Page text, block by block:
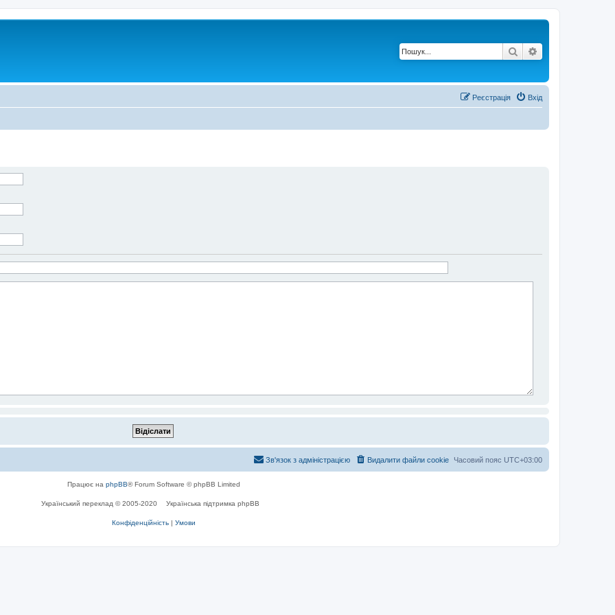
Пошук
Вхід
Реєстрація
Часовий пояс UTC+03:00
Видалити файли cookie
Зв'язок з адміністрацією
Працює на phpBB® Forum Software © phpBB Limited
Український переклад © 2005-2020 Українська підтримка phpBB
Конфіденційність | Умови